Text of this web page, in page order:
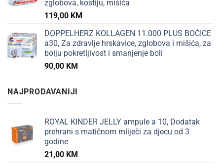
zglobova, kostiju, mišića
119,00 KM
DOPPELHERZ KOLLAGEN 11.000 PLUS BOČICE
a30, Za zdravlje hrskavice, zglobova i mišića, za
bolju pokretljivost i smanjenje boli
90,00 KM
NAJPRODAVANIJI
ROYAL KINDER JELLY ampule a 10, Dodatak
prehrani s matičnom mliječi za djecu od 3
godine
21,00 KM